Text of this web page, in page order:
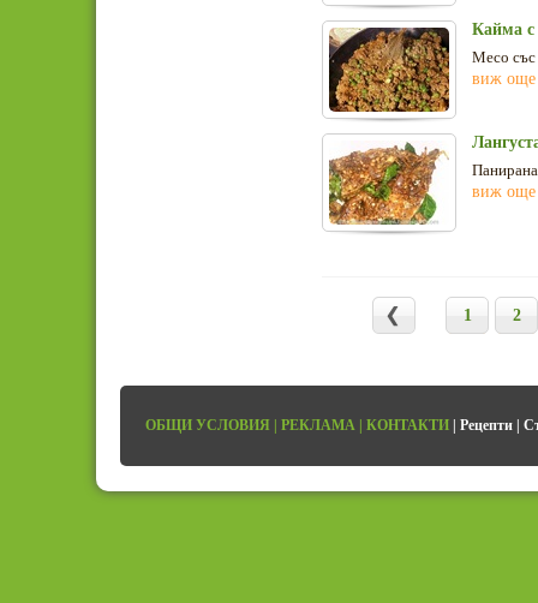
Кайма с
Месо със
виж още
виж още
1 2
ОБЩИ УСЛОВИЯ РЕКЛАМА КОНТАКТИ Рецепти